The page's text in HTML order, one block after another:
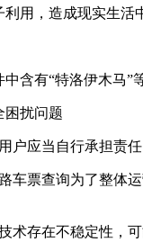
利用，造成现实生活
含有“特洛伊木马
困扰问题
户应当自行承担责任
车票查询为了整体
术存在不稳定性，